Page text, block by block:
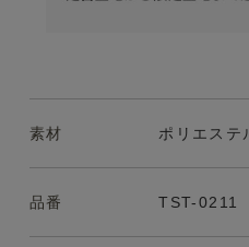
素材 ポリエステ
品番 TST-0211